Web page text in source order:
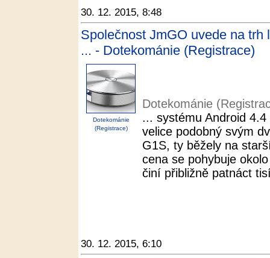
30. 12. 2015, 8:48
Společnost JmGO uvede na
... - Dotekománie (Registrace)
Dotekománie
(Registrace)
Dotekománie
... systému Android
velice podobný svým
G1S, ty běžely na
cena se pohybuje
činí přibližně patnáct
30. 12. 2015, 6:10